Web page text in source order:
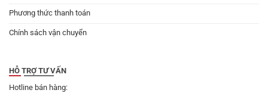
Phương thức thanh toán
Chính sách vận chuyển
HỖ TRỢ TƯ VẤN
Hotline bán hàng: